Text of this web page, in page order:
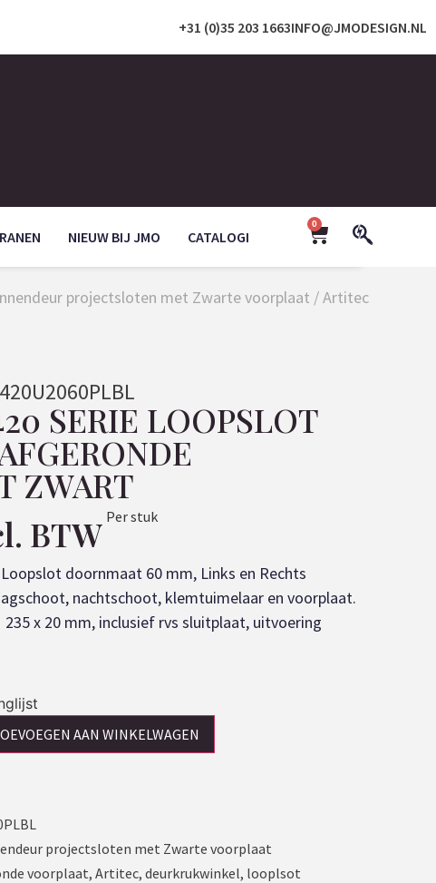
INFO@JMODESIGN.NL
+31 (0)35 203 1663
NIEUW BIJ JMO CATALOGI
0
projectsloten met Zwarte voorplaat / Artitec
SERIE LOOPSLOT
ZWART
BTW Per stuk
doornmaat 60 mm, Links en Rechts
nachtschoot, klemtuimelaar en voorplaat.
x 20 mm, inclusief rvs sluitplaat, uitvoering
AAN WINKELWAGEN
projectsloten met Zwarte voorplaat
voorplaat, Artitec, deurkrukwinkel, looplsot